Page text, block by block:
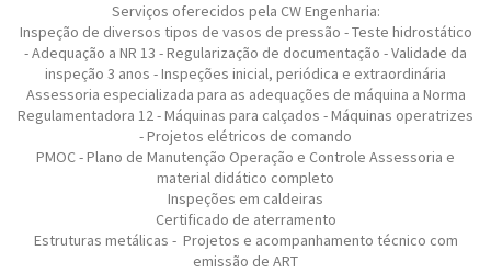
Serviços oferecidos pela CW Engenharia:
Inspeção de diversos tipos de vasos de pressão - Teste hidrostático
- Adequação a NR 13 - Regularização de documentação - Validade da
inspeção 3 anos - Inspeções inicial, periódica e extraordinária
Assessoria especializada para as adequações de máquina a Norma
Regulamentadora 12 - Máquinas para calçados - Máquinas operatrizes
- Projetos elétricos de comando
PMOC - Plano de Manutenção Operação e Controle Assessoria e
material didático completo
Inspeções em caldeiras
Certificado de aterramento
Estruturas metálicas - Projetos e acompanhamento técnico com
emissão de ART